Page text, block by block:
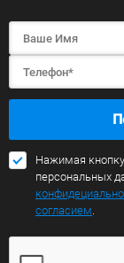
Нажимая
персональных
согласием.